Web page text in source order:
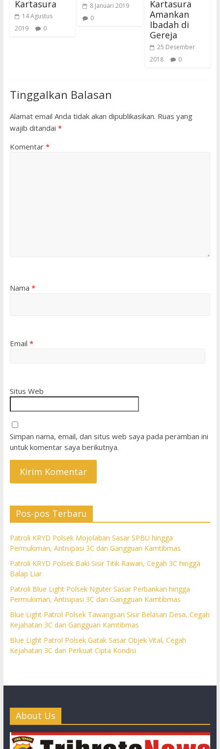
Kartasura
14 Agustus
2019
0
8 Januari 2019
0
Kartasura
Amankan
Ibadah di
Gereja
25 Desember
2018
0
Tinggalkan Balasan
Alamat email Anda tidak akan dipublikasikan. Ruas yang
wajib ditandai *
Komentar *
Nama *
Email *
Situs Web
Simpan nama, email, dan situs web saya pada peramban ini
untuk komentar saya berikutnya.
Pos-pos Terbaru
Patroli KRYD Polsek Mojolaban Sasar SPBU hingga
Permukiman, Antisipasi 3C dan Gangguan Kamtibmas
Patroli KRYD Polsek Baki Sisir Titik Rawan, Cegah 3C hingga
Balap Liar
Patroli Blue Light Polsek Nguter Sasar Perbankan hingga
Permukiman, Antisipasi 3C dan Gangguan Kamtibmas
Blue Light Patrol Polsek Tawangsari Sisir Belasan Desa, Cegah
Kejahatan 3C dan Gangguan Kamtibmas
Blue Light Patrol Polsek Gatak Sasar Objek Vital, Cegah
Kejahatan 3C dan Perkuat Cipta Kondisi
About Us